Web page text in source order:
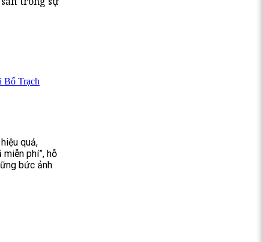
Bố Trạch
quả,
miễn phí”, hỗ
bức ảnh